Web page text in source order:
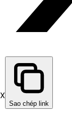
X
Sao chép link